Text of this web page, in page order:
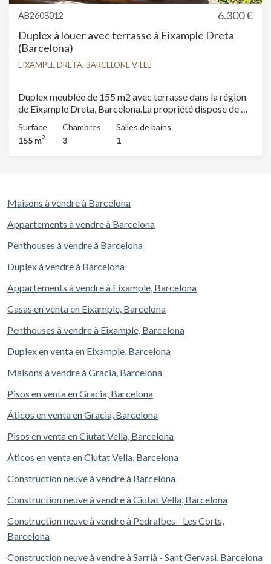
AB2608012
6.300 €
Duplex à louer avec terrasse à Eixample Dreta
(Barcelona)
EIXAMPLE DRETA, BARCELONE VILLE
Duplex meublée de 155 m2 avec terrasse dans la région
de Eixample Dreta, Barcelona.La propriété dispose de 3
climatisation, buanderie, balcon, jardin et chauffage.*
Conformément à la Loi 12/2023 et à la Loi 18/2007, nous
années.Ce propriétaire n'est pas considéré comme un
Surface
155 m2
Chambres
3
Salles de bains
1
Maisons à vendre à Barcelona
Appartements à vendre à Barcelona
Penthouses à vendre à Barcelona
Duplex à vendre à Barcelona
Appartements à vendre à Eixample, Barcelona
Casas en venta en Eixample, Barcelona
Penthouses à vendre à Eixample, Barcelona
Duplex en venta en Eixample, Barcelona
Maisons à vendre à Gracia, Barcelona
Pisos en venta en Gracia, Barcelona
Áticos en venta en Gracia, Barcelona
Pisos en venta en Ciutat Vella, Barcelona
Áticos en venta en Ciutat Vella, Barcelona
Construction neuve à vendre à Barcelona
Construction neuve à vendre à Ciutat Vella, Barcelona
Construction neuve à vendre à Pedralbes - Les Corts,
Barcelona
Construction neuve à vendre à Sarrià - Sant Gervasi, Barcelona